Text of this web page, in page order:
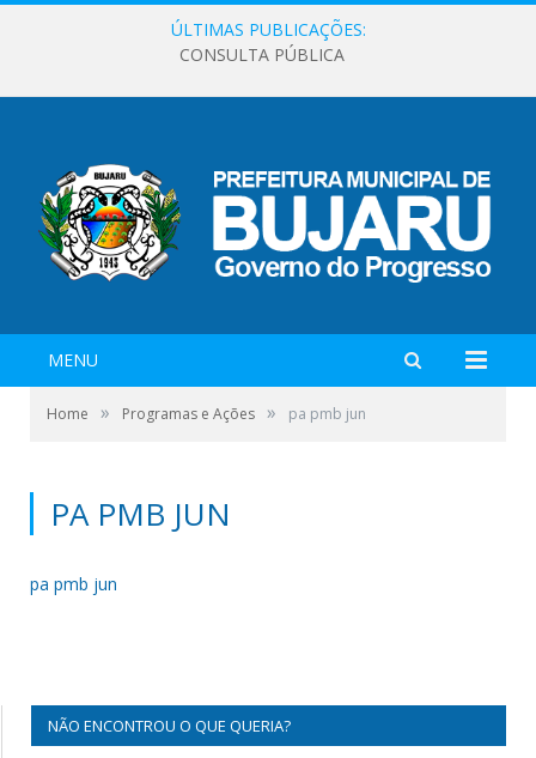
ÚLTIMAS PUBLICAÇÕES:
CONSULTA PÚBLICA
MENU
Home » Programas e Ações » pa pmb jun
PA PMB JUN
pa pmb jun
NÃO ENCONTROU O QUE QUERIA?